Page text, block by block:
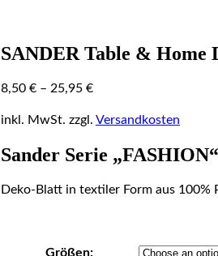
SANDER Table & Home
8,50 €– 25,95 €
inkl. MwSt. zzgl. Versandkosten
Sander Serie „FASHION“
Deko-Blatt in textiler Form aus 100%
Größen: